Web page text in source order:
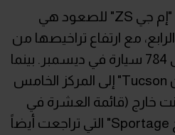
وفي سياق متصل عادت "إم جي ZS" للصعود هي
مع ارتفاع تراخيصها من
427 سيارة في نوفمبر إلى 784 سيارة في ديسمبر. بينما
تراجعت "هيونداي توسان Tucson" إلى المركز الخامس
كانت خارج (قائمة العشرة في
أكتوبر) تليها "كيا سبورتاج Sportage" التي تراجعت أيضاً